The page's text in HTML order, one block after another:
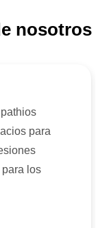
nosotros
para
los